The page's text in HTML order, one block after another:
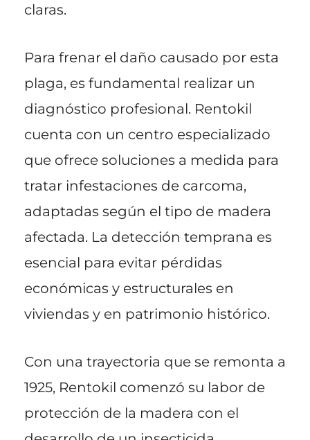
claras.
Para frenar el daño causado por esta
plaga, es fundamental realizar un
diagnóstico profesional. Rentokil
cuenta con un centro especializado
que ofrece soluciones a medida para
tratar infestaciones de carcoma,
adaptadas según el tipo de madera
afectada. La detección temprana es
esencial para evitar pérdidas
económicas y estructurales en
viviendas y en patrimonio histórico.
Con una trayectoria que se remonta a
1925, Rentokil comenzó su labor de
protección de la madera con el